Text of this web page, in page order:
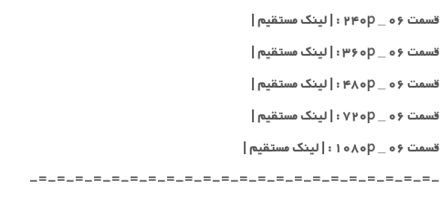
قسمت ۰۶ _ ۲۴۰p : | لینک مستقیم |
قسمت ۰۶ _ ۳۶۰p : | لینک مستقیم |
قسمت ۰۶ _ ۴۸۰p : | لینک مستقیم |
قسمت ۰۶ _ ۷۲۰p : | لینک مستقیم |
قسمت ۰۶ _ ۱۰۸۰p : | لینک مستقیم |
-=-=-=-=-=-=-=-=-=-=-=-=-=-=-=-=-=-=-=-=-=-=-